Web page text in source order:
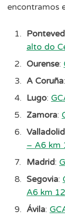
encontramos
alto do
Ourense:
A Coruña:
Lugo:
Zamora:
Valladolid
– A6 km
Madrid:
Segovia:
A6 km
Ávila: